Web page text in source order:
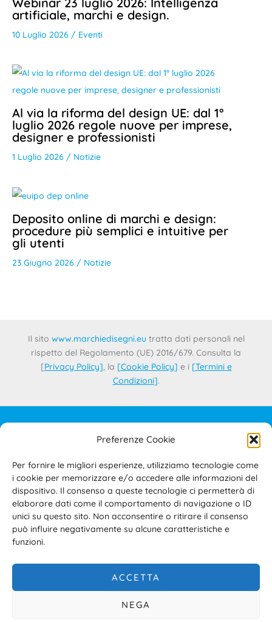
Preferenze Cookie
Per fornire le migliori esperienze, utilizziamo tecnologie come
i cookie per memorizzare e/o accedere alle informazioni del
dispositivo. Il consenso a queste tecnologie ci permetterà di
elaborare dati come il comportamento di navigazione o ID
unici su questo sito. Non acconsentire o ritirare il consenso
può influire negativamente su alcune caratteristiche e
funzioni.
ACCETTA
NEGA
artificiale, marchi e design.
10 Luglio 2026 / Eventi
Al via la riforma del design UE: dal 1°
luglio 2026 regole nuove per imprese,
designer e professionisti
1 Luglio 2026 / Notizie
Deposito online di marchi e design:
procedure più semplici e intuitive per
gli utenti
23 Giugno 2026 / Notizie
Il sito www.marchiedisegni.eu tratta dati personali nel
rispetto del Regolamento (UE) 2016/679. Consulta la
[Privacy Policy], la [Cookie Policy] e i [Termini e
Condizioni].
IL PROGETTO
PRIVACY POLICY
COOKIE POLICY
TERMINI E CONDIZIONI D’USO DEL SITO E DELL’AREA
RISERVATA
ACCESSIBILITÀ